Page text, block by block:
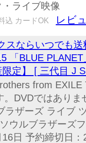
ライブ映像
込 カードOK レビ
スならいつでも
「BLUE
限定】 [ 三代目 J
from
。DVDではあり
ラザーズ ライブ
ウルブラザーズ
16日 予約締切日